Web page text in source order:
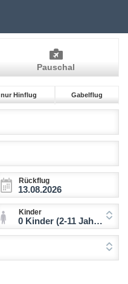
Pauschal
nur Hinflug Gabelflug
Rückflug
Kinder
0 Kinder (2-11 Jahre)